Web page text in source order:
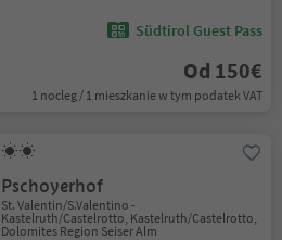
Südtirol Guest Pass
Od 150€
1 nocleg / 1 mieszkanie w tym podatek VAT
Pschoyerhof
St. Valentin/S.Valentino -
Kastelruth/Castelrotto, Kastelruth/Castelrotto,
Dolomites Region Seiser Alm